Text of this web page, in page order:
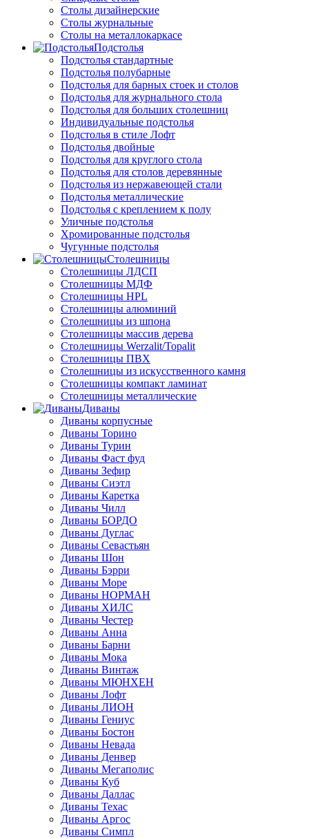
Столы дизайнерские
Столы журнальные
Столы на металлокаркасе
Подстолья
Подстолья стандартные
Подстолья полубарные
Подстолья для барных стоек и столов
Подстолья для журнального стола
Подстолья для больших столешниц
Индивидуальные подстолья
Подстолья в стиле Лофт
Подстолья двойные
Подстолья для круглого стола
Подстолья для столов деревянные
Подстолья из нержавеющей стали
Подстолья металлические
Подстолья с креплением к полу
Уличные подстолья
Хромированные подстолья
Чугунные подстолья
Столешницы
Столешницы ЛДСП
Столешницы МДФ
Столешницы HPL
Столешницы алюминий
Столешницы из шпона
Столешницы массив дерева
Столешницы Werzalit/Topalit
Столешницы ПВХ
Столешницы из искусственного камня
Столешницы компакт ламинат
Столешницы металлические
Диваны
Диваны корпусные
Диваны Торино
Диваны Турин
Диваны Фаст фуд
Диваны Зефир
Диваны Сиэтл
Диваны Каретка
Диваны Чилл
Диваны БОРДО
Диваны Дуглас
Диваны Севастьян
Диваны Шон
Диваны Бэрри
Диваны Море
Диваны НОРМАН
Диваны ХИЛС
Диваны Честер
Диваны Анна
Диваны Барни
Диваны Мока
Диваны Винтаж
Диваны МЮНХЕН
Диваны Лофт
Диваны ЛИОН
Диваны Гениус
Диваны Бостон
Диваны Невада
Диваны Денвер
Диваны Мегаполис
Диваны Куб
Диваны Даллас
Диваны Техас
Диваны Аргос
Диваны Симпл